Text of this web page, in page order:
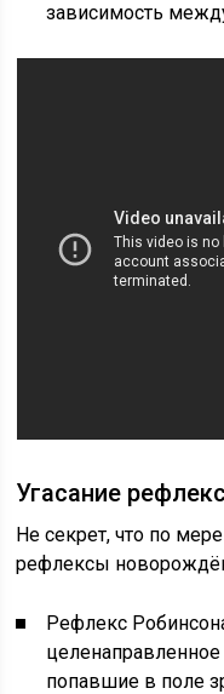
зависимость
Угасание
Не секрет, что по
рефлексы
Рефлекс
целенаправленное
попавшие в поле